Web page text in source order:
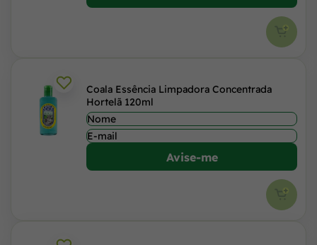
Coala Essência Limpadora Concentrada
Hortelã 120ml
Avise-me